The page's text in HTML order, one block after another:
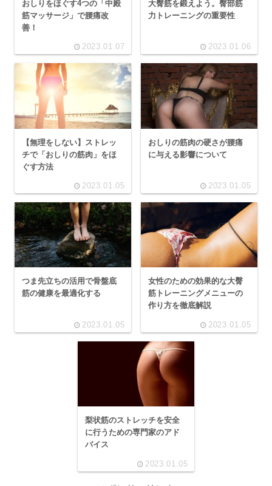
おしりをほぐす4つの「中殿
筋マッサージ」で腰痛改
善！
2023.01.07
大臀筋を鍛えよう。臀部筋
力トレーニングの重要性
2023.01.06
【無理をしない】ストレッ
チで「おしりの筋肉」をほ
ぐす方法
2023.01.05
おしりの筋肉の硬さが腰痛
に与える影響について
2023.01.05
つま先立ちの活用で骨盤底
筋の健康を最適化する
2023.01.05
女性のための効果的な大臀
筋トレーニングメニューの
作り方を徹底解説
2023.01.05
梨状筋のストレッチを安全
に行うための専門家のアド
バイス
2023.01.05